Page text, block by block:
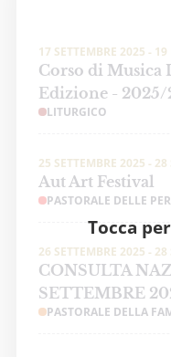
Tocca
17 SETTEMBRE 2025 -
Corso di
Edizione - 2025/
LITURGICO
25 SETTEMBRE 2025 - 28
Aut Art Festival
PASTORALE DELLE
26 SETTEMBRE 2025 - 28
CONSULTA
SETTEMBRE
PASTORALE DELLA